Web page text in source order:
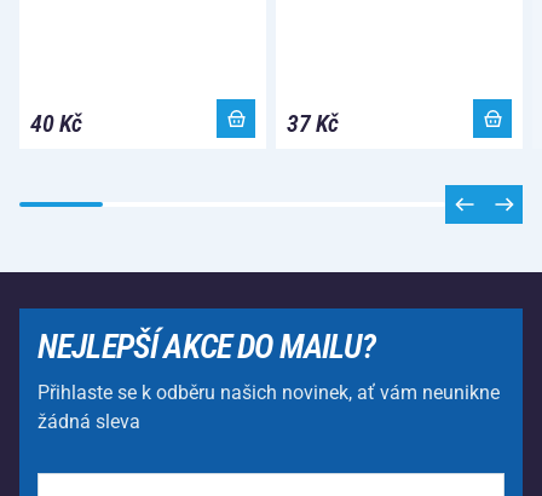
40 Kč 37 Kč
NEJLEPŠÍ AKCE DO MAILU?
Přihlaste se k odběru našich novinek, ať vám neunikne
žádná sleva